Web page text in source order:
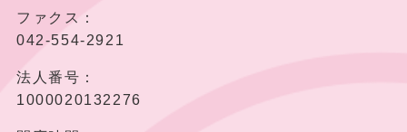
ファクス：
042-554-2921
法人番号：
1000020132276